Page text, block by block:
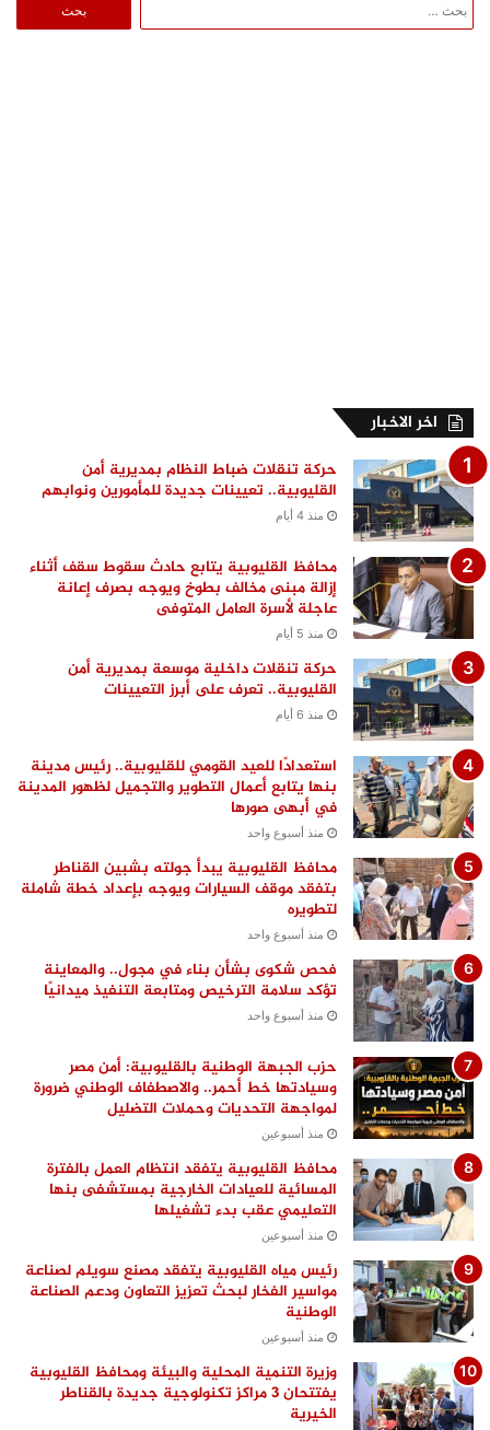
عن:
اخر الاخبار
حركة تنقلات ضباط النظام بمديرية أمن
القليوبية.. تعيينات جديدة للمأمورين ونوابهم
منذ 4 أيام
محافظ القليوبية يتابع حادث سقوط سقف أثناء
إزالة مبنى مخالف بطوخ ويوجه بصرف إعانة
عاجلة لأسرة العامل المتوفى
منذ 5 أيام
حركة تنقلات داخلية موسعة بمديرية أمن
القليوبية.. تعرف على أبرز التعيينات
منذ 6 أيام
استعدادًا للعيد القومي للقليوبية.. رئيس مدينة
بنها يتابع أعمال التطوير والتجميل لظهور المدينة
في أبهى صورها
منذ أسبوع واحد
محافظ القليوبية يبدأ جولته بشبين القناطر
بتفقد موقف السيارات ويوجه بإعداد خطة شاملة
لتطويره
منذ أسبوع واحد
فحص شكوى بشأن بناء في مجول.. والمعاينة
تؤكد سلامة الترخيص ومتابعة التنفيذ ميدانيًا
منذ أسبوع واحد
حزب الجبهة الوطنية بالقليوبية: أمن مصر
وسيادتها خط أحمر.. والاصطفاف الوطني ضرورة
لمواجهة التحديات وحملات التضليل
منذ أسبوعين
محافظ القليوبية يتفقد انتظام العمل بالفترة
المسائية للعيادات الخارجية بمستشفى بنها
التعليمي عقب بدء تشغيلها
منذ أسبوعين
رئيس مياه القليوبية يتفقد مصنع سويلم لصناعة
مواسير الفخار لبحث تعزيز التعاون ودعم الصناعة
الوطنية
منذ أسبوعين
وزيرة التنمية المحلية والبيئة ومحافظ القليوبية
يفتتحان 3 مراكز تكنولوجية جديدة بالقناطر
الخيرية